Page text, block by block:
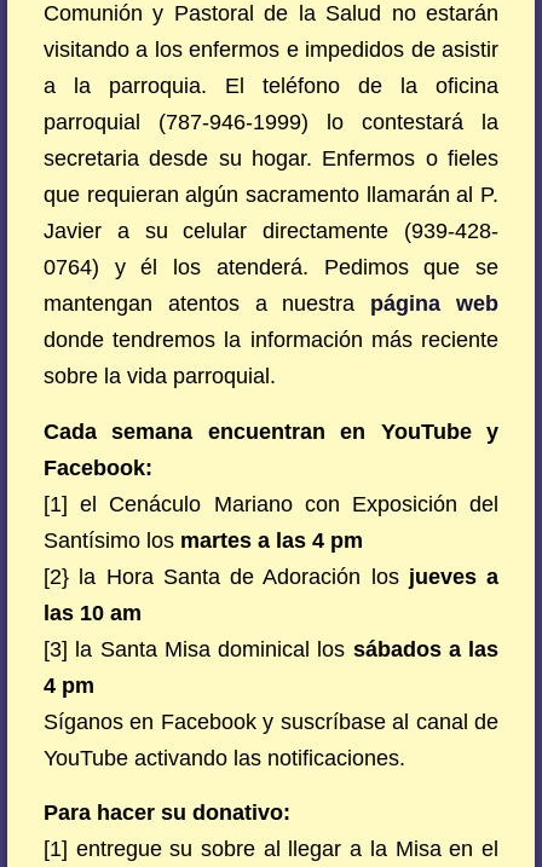
Comunión y Pastoral de la Salud no estarán
visitando a los enfermos e impedidos de asistir
a la parroquia. El teléfono de la oficina
parroquial (787-946-1999) lo contestará la
secretaria desde su hogar. Enfermos o fieles
que requieran algún sacramento llamarán al P.
Javier a su celular directamente (939-428-
0764) y él los atenderá. Pedimos que se
mantengan atentos a nuestra página web
donde tendremos la información más reciente
sobre la vida parroquial.
Cada semana encuentran en YouTube y
Facebook:
[1] el Cenáculo Mariano con Exposición del
Santísimo los martes a las 4 pm
[2} la Hora Santa de Adoración los jueves a
las 10 am
[3] la Santa Misa dominical los sábados a las
4 pm
Síganos en Facebook y suscríbase al canal de
YouTube activando las notificaciones.
Para hacer su donativo:
[1] entregue su sobre al llegar a la Misa en el